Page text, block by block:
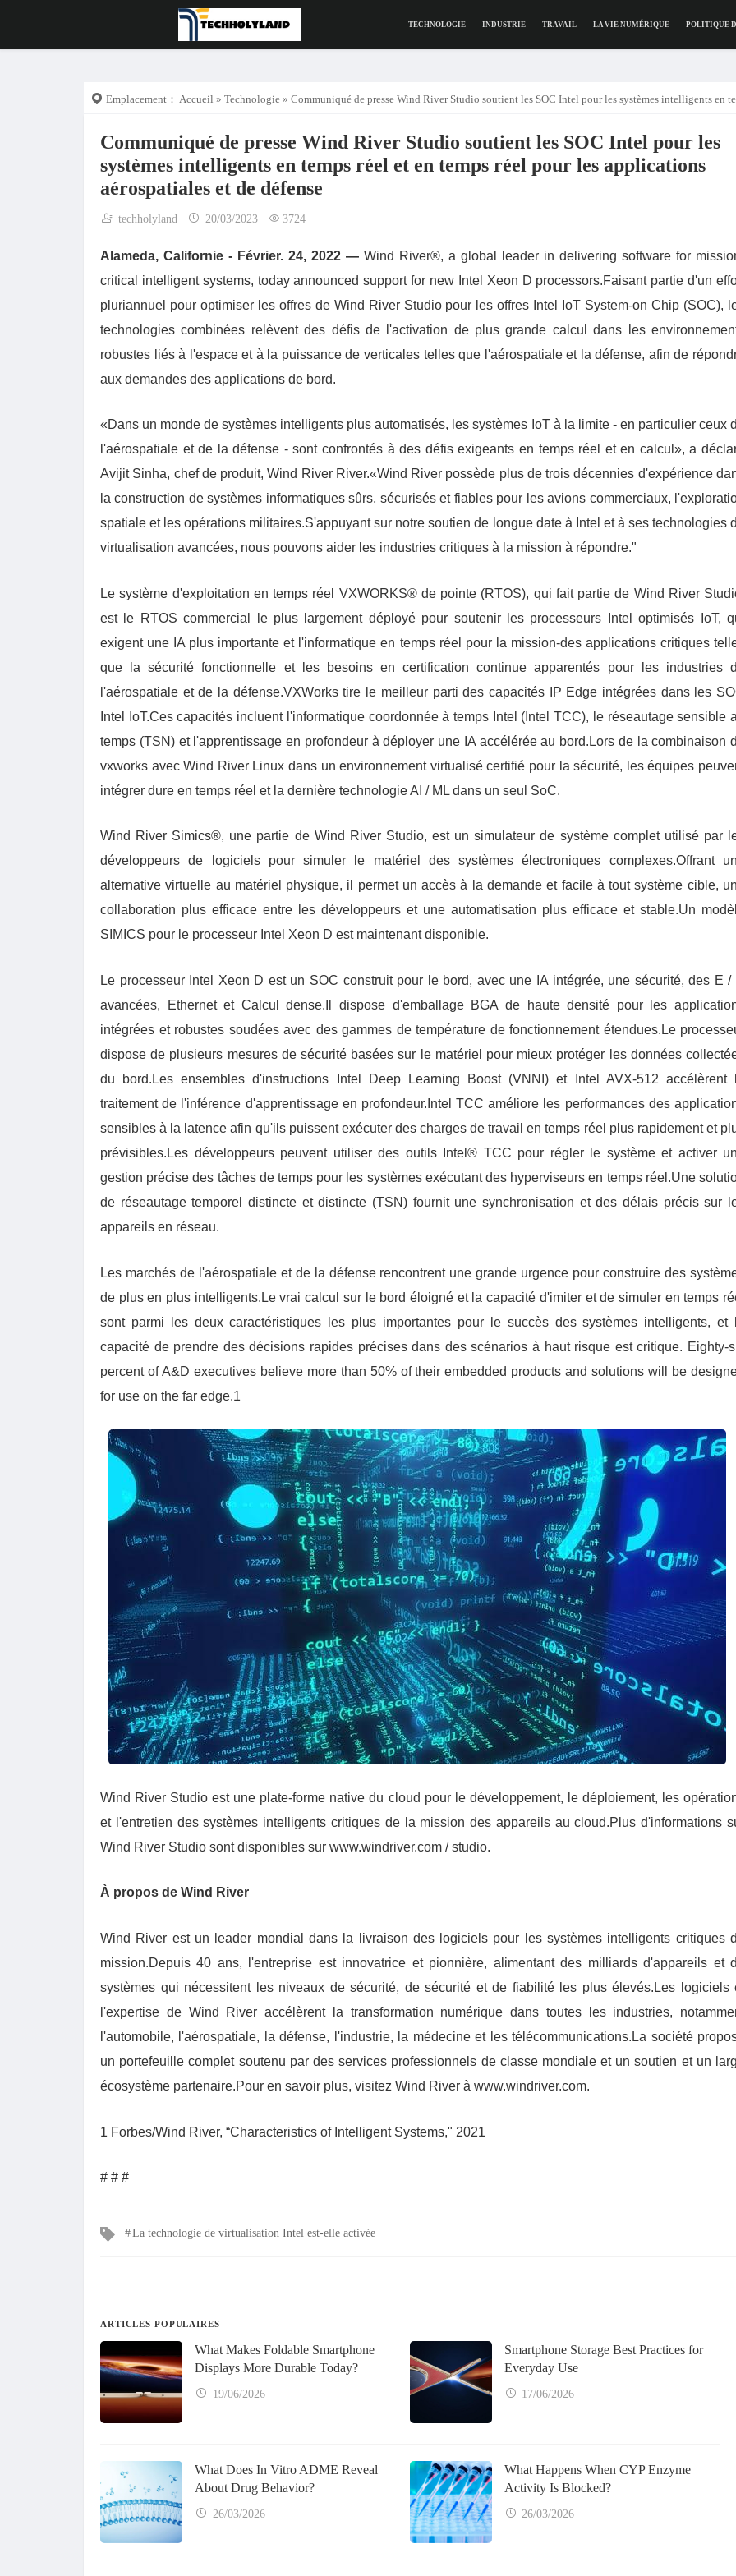
TECHNOLOGIE INDUSTRIE TRAVAIL LA VIE NUMÉRIQUE POLITIQUE
Emplacement： Accueil » Technologie » Communiqué de presse Wind River Studio soutient les SOC Intel pour les systèmes intelligents en temps réel et en temps réel pour les applications aérospatiales et de
Communiqué de presse Wind River Studio soutient les SOC Intel pour les
systèmes intelligents en temps réel et en temps réel pour les applications
aérospatiales et de défense
techholyland 20/03/2023 3724
Alameda, Californie - Février. 24, 2022 — Wind River®, a global leader in delivering software for
critical intelligent systems, today announced support for new Intel Xeon D processors.Faisant partie d'un
pluriannuel pour optimiser les offres de Wind River Studio pour les offres Intel IoT System-on Chip (SOC),
technologies combinées relèvent des défis de l'activation de plus grande calcul dans les
robustes liés à l'espace et à la puissance de verticales telles que l'aérospatiale et la défense, afin de
aux demandes des applications de bord.
«Dans un monde de systèmes intelligents plus automatisés, les systèmes IoT à la limite - en particulier ceux
l'aérospatiale et de la défense - sont confrontés à des défis exigeants en temps réel et en calcul», a
Avijit Sinha, chef de produit, Wind River River.«Wind River possède plus de trois décennies d'expérience
la construction de systèmes informatiques sûrs, sécurisés et fiables pour les avions commerciaux,
spatiale et les opérations militaires.S'appuyant sur notre soutien de longue date à Intel et à ses technologies
virtualisation avancées, nous pouvons aider les industries critiques à la mission à répondre."
Le système d'exploitation en temps réel VXWORKS® de pointe (RTOS), qui fait partie de Wind River
est le RTOS commercial le plus largement déployé pour soutenir les processeurs Intel optimisés IoT,
exigent une IA plus importante et l'informatique en temps réel pour la mission-des applications critiques
que la sécurité fonctionnelle et les besoins en certification continue apparentés pour les industries
l'aérospatiale et de la défense.VXWorks tire le meilleur parti des capacités IP Edge intégrées dans les
Intel IoT.Ces capacités incluent l'informatique coordonnée à temps Intel (Intel TCC), le réseautage sensible
temps (TSN) et l'apprentissage en profondeur à déployer une IA accélérée au bord.Lors de la combinaison
vxworks avec Wind River Linux dans un environnement virtualisé certifié pour la sécurité, les équipes
intégrer dure en temps réel et la dernière technologie AI / ML dans un seul SoC.
Wind River Simics®, une partie de Wind River Studio, est un simulateur de système complet utilisé par
développeurs de logiciels pour simuler le matériel des systèmes électroniques complexes.Offrant
alternative virtuelle au matériel physique, il permet un accès à la demande et facile à tout système cible,
collaboration plus efficace entre les développeurs et une automatisation plus efficace et stable.Un
SIMICS pour le processeur Intel Xeon D est maintenant disponible.
Le processeur Intel Xeon D est un SOC construit pour le bord, avec une IA intégrée, une sécurité, des E /
avancées, Ethernet et Calcul dense.Il dispose d'emballage BGA de haute densité pour les
intégrées et robustes soudées avec des gammes de température de fonctionnement étendues.Le
dispose de plusieurs mesures de sécurité basées sur le matériel pour mieux protéger les données
du bord.Les ensembles d'instructions Intel Deep Learning Boost (VNNI) et Intel AVX-512 accélèrent
traitement de l'inférence d'apprentissage en profondeur.Intel TCC améliore les performances des
sensibles à la latence afin qu'ils puissent exécuter des charges de travail en temps réel plus rapidement et
prévisibles.Les développeurs peuvent utiliser des outils Intel® TCC pour régler le système et activer
gestion précise des tâches de temps pour les systèmes exécutant des hyperviseurs en temps réel.Une
de réseautage temporel distincte et distincte (TSN) fournit une synchronisation et des délais précis sur
appareils en réseau.
Les marchés de l'aérospatiale et de la défense rencontrent une grande urgence pour construire des
de plus en plus intelligents.Le vrai calcul sur le bord éloigné et la capacité d'imiter et de simuler en temps
sont parmi les deux caractéristiques les plus importantes pour le succès des systèmes intelligents, et
capacité de prendre des décisions rapides précises dans des scénarios à haut risque est critique. Eighty-
percent of A&D executives believe more than 50% of their embedded products and solutions will be
for use on the far edge.1
Wind River Studio est une plate-forme native du cloud pour le développement, le déploiement, les
et l'entretien des systèmes intelligents critiques de la mission des appareils au cloud.Plus d'informations
Wind River Studio sont disponibles sur www.windriver.com / studio.
À propos de Wind River
Wind River est un leader mondial dans la livraison des logiciels pour les systèmes intelligents critiques
mission.Depuis 40 ans, l'entreprise est innovatrice et pionnière, alimentant des milliards d'appareils et
systèmes qui nécessitent les niveaux de sécurité, de sécurité et de fiabilité les plus élevés.Les logiciels
l'expertise de Wind River accélèrent la transformation numérique dans toutes les industries,
l'automobile, l'aérospatiale, la défense, l'industrie, la médecine et les télécommunications.La société
un portefeuille complet soutenu par des services professionnels de classe mondiale et un soutien et un
écosystème partenaire.Pour en savoir plus, visitez Wind River à www.windriver.com.
1 Forbes/Wind River, “Characteristics of Intelligent Systems," 2021
# # #
MotsLa technologie de virtualisation Intel est-elle activée
ARTICLES POPULAIRES
What Makes Foldable Smartphone
Displays More Durable Today?
19/06/2026
Smartphone Storage Best Practices for
Everyday Use
17/06/2026
What Does In Vitro ADME Reveal
About Drug Behavior?
26/03/2026
What Happens When CYP Enzyme
Activity Is Blocked?
26/03/2026